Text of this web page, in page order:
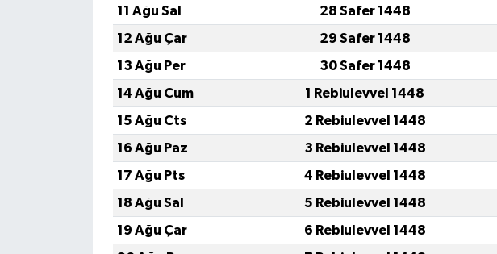
11 Ağu Sal
28 Safer 1448
12 Ağu Çar
29 Safer 1448
13 Ağu Per
30 Safer 1448
14 Ağu Cum
1 Rebiulevvel 1448
15 Ağu Cts
2 Rebiulevvel 1448
16 Ağu Paz
3 Rebiulevvel 1448
17 Ağu Pts
4 Rebiulevvel 1448
18 Ağu Sal
5 Rebiulevvel 1448
19 Ağu Çar
6 Rebiulevvel 1448